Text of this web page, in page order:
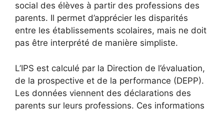
social des élèves à partir des professions des
parents. Il permet d’apprécier les disparités
entre les établissements scolaires, mais ne doit
pas être interprété de manière simpliste.
L’IPS est calculé par la Direction de l’évaluation,
de la prospective et de la performance (DEPP).
Les données viennent des déclarations des
parents sur leurs professions. Ces informations